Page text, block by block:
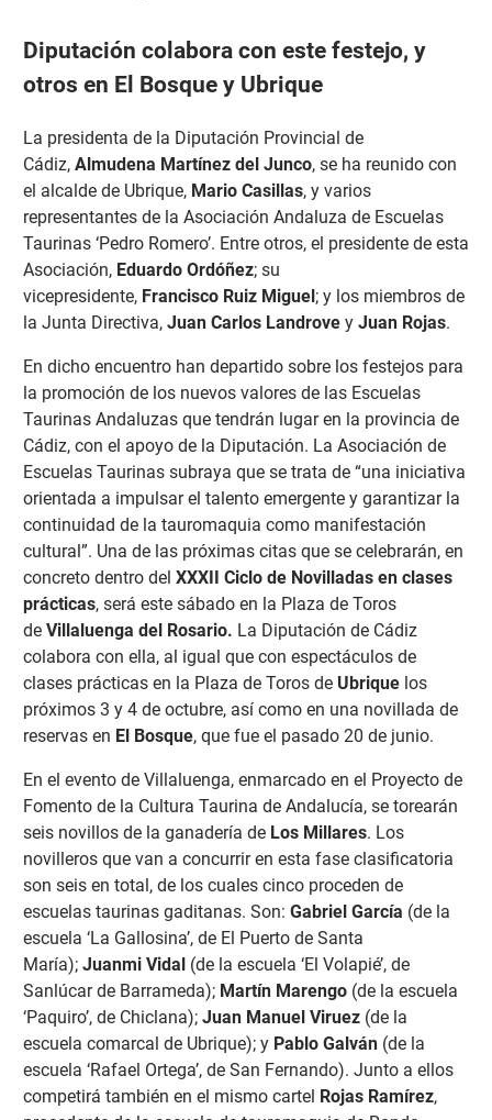
Diputación colabora con este festejo, y
otros en El Bosque y Ubrique
La presidenta de la Diputación Provincial de
Cádiz, Almudena Martínez del Junco, se ha reunido con
el alcalde de Ubrique, Mario Casillas, y varios
representantes de la Asociación Andaluza de Escuelas
Taurinas ‘Pedro Romero’. Entre otros, el presidente de esta
Asociación, Eduardo Ordóñez; su
vicepresidente, Francisco Ruiz Miguel; y los miembros de
la Junta Directiva, Juan Carlos Landrovey Juan Rojas.
En dicho encuentro han departido sobre los festejos para
la promoción de los nuevos valores de las Escuelas
Taurinas Andaluzas que tendrán lugar en la provincia de
Cádiz, con el apoyo de la Diputación. La Asociación de
Escuelas Taurinas subraya que se trata de “una iniciativa
orientada a impulsar el talento emergente y garantizar la
continuidad de la tauromaquia como manifestación
cultural”. Una de las próximas citas que se celebrarán, en
concreto dentro del XXXII Ciclo de Novilladas en clases
prácticas, será este sábado en la Plaza de Toros
de Villaluenga del Rosario. La Diputación de Cádiz
colabora con ella, al igual que con espectáculos de
clases prácticas en la Plaza de Toros de Ubriquelos
próximos 3 y 4 de octubre, así como en una novillada de
reservas en El Bosque, que fue el pasado 20 de junio.
En el evento de Villaluenga, enmarcado en el Proyecto de
Fomento de la Cultura Taurina de Andalucía, se torearán
seis novillos de la ganadería de Los Millares. Los
novilleros que van a concurrir en esta fase clasificatoria
son seis en total, de los cuales cinco proceden de
escuelas taurinas gaditanas. Son: Gabriel García (de la
escuela ‘La Gallosina’, de El Puerto de Santa
María); Juanmi Vidal (de la escuela ‘El Volapié’, de
Sanlúcar de Barrameda); Martín Marengo(de la escuela
‘Paquiro’, de Chiclana); Juan Manuel Viruez (de la
escuela comarcal de Ubrique); y Pablo Galván(de la
escuela ‘Rafael Ortega’, de San Fernando). Junto a ellos
competirá también en el mismo cartel Rojas Ramírez,